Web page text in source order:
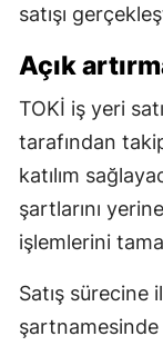
satışı
Açık
TOKİ iş yeri
tarafından
katılım
şartlarını
işlemlerini
Satış sürecine
şartnamesinde